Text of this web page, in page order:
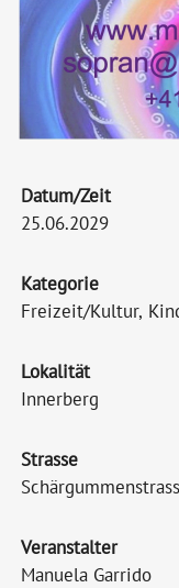
Datum/Zeit
25.06.2029
Kategorie
Freizeit/Kultur,
Lokalität
Innerberg
Strasse
Veranstalter
Manuela Garrido